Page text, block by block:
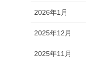
2026年1月
2025年12月
2025年11月